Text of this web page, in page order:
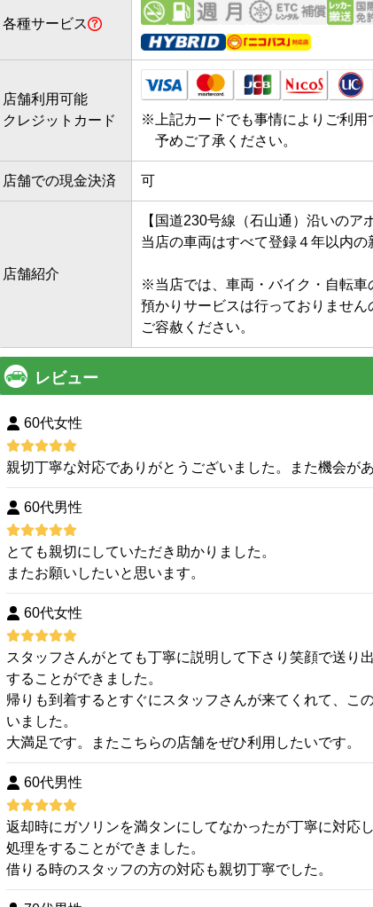
各種サービス
店舗利用可能
クレジットカード
※ 上記カードでも事情によりご利
予めご了承ください。
店舗での現金決済 可
店舗紹介
【国道230号線（石山通）沿いのア
当店の車両はすべて登録４年以内
※当店では、車両・バイク・自転車
預かりサービスは行っておりません
ご容赦ください。
レビュー
60代女性
親切丁寧な対応でありがとうございました。また機会が
60代男性
とても親切にしていただき助かりました。
またお願いしたいと思います。
60代女性
スタッフさんがとても丁寧に説明して下さり笑顔で送り
することができました。
帰りも到着するとすぐにスタッフさんが来てくれて、こ
いました。
大満足です。またこちらの店舗をぜひ利用したいです。
60代男性
返却時にガソリンを満タンにしてなかったが丁寧に対応
処理をすることができました。
借りる時のスタッフの方の対応も親切丁寧でした。